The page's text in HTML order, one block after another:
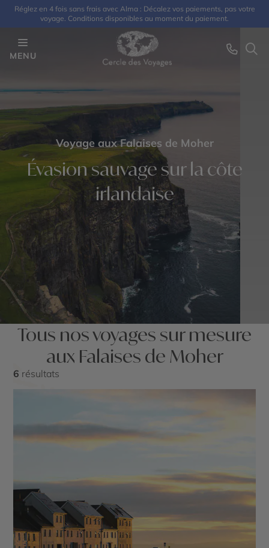
Réglez en 4 fois sans frais avec Alma : Décalez vos paiements, pas votre
voyage. Conditions disponibles au moment du paiement.
MENU
Voyage aux Falaises de Moher
Évasion sauvage sur la côte
irlandaise
Tous nos voyages sur mesure
aux Falaises de Moher
6 résultats